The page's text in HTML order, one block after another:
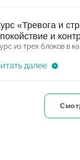
«Тревога и
и
из трех блоков в
далее